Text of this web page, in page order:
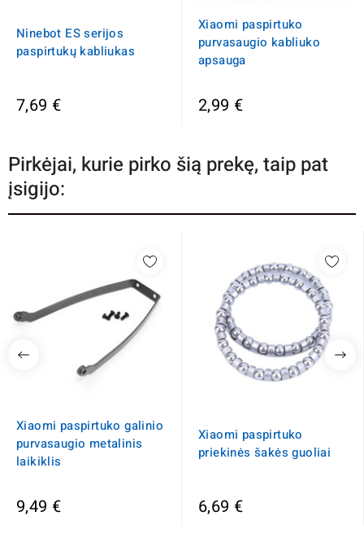
Ninebot ES serijos
paspirtukų kabliukas
7,69 €
Xiaomi paspirtuko
purvasaugio kabliuko
apsauga
2,99 €
Pirkėjai, kurie pirko šią prekę, taip pat
įsigijo:
Xiaomi paspirtuko galinio
purvasaugio metalinis
laikiklis
9,49 €
Xiaomi paspirtuko
priekinės šakės guoliai
6,69 €